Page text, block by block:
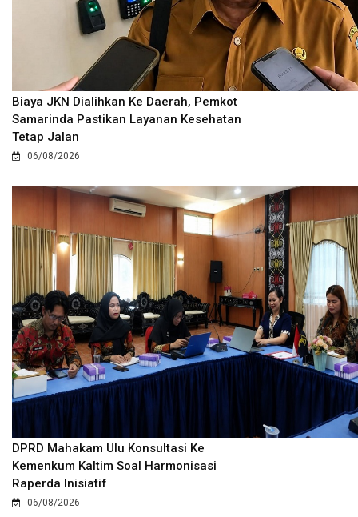
Biaya JKN Dialihkan Ke Daerah, Pemkot
Samarinda Pastikan Layanan Kesehatan
Tetap Jalan
06/08/2026
DPRD Mahakam Ulu Konsultasi Ke
Kemenkum Kaltim Soal Harmonisasi
Raperda Inisiatif
06/08/2026